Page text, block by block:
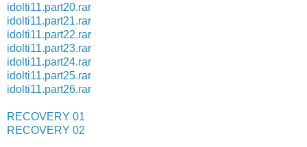
idolti11.part20.rar
idolti11.part21.rar
idolti11.part22.rar
idolti11.part23.rar
idolti11.part24.rar
idolti11.part25.rar
idolti11.part26.rar
RECOVERY 01
RECOVERY 02